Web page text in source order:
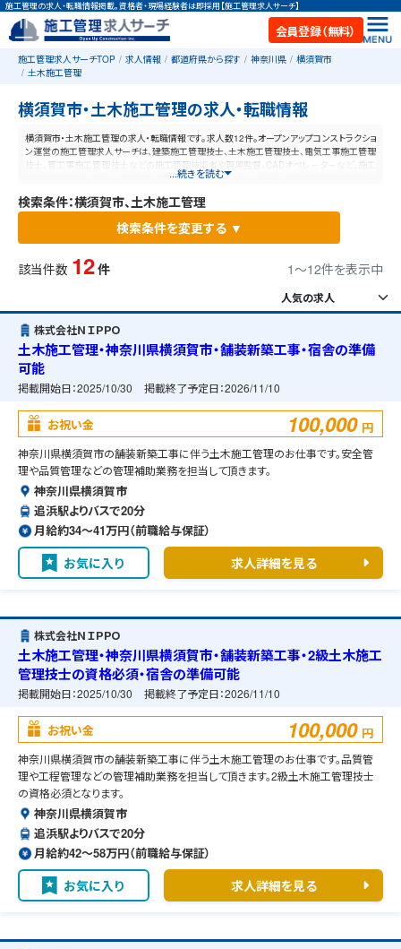
施工管理の求人・転職情報掲載。資格者・現場経験者は即採用【施工管理求人サーチ】
会員登録（無料）
施工管理求人サーチTOP 求人情報 都道府県から探す 神奈川県
横須賀市
土木施工管理
横須賀市・土木施工管理の求人・転職情報
横須賀市・土木施工管理の求人・転職情報です。求人数12件。オープンアップコンストラクショ
ン運営の施工管理求人サーチは、建築施工管理技士、土木施工管理技士、電気工事施工管理
技士、管工事施工管理技士などの施工管理技術者や現場監督、CADオペレーターなど、施工
管理と建設業に特化した業界最大規模の求人ポータルサイトです。【毎日更新】業界最高水
...続きを読む
検索条件：横須賀市、土木施工管理
検索条件を変更する ▼
該当件数 12 件 1〜12件を表示中
株式会社ＮＩＰＰＯ
土木施工管理・神奈川県横須賀市・舗装新築工事・宿舎の準備
可能
掲載開始日：2025/10/30 掲載終了予定日：2026/11/10
お祝い金 100,000 円
神奈川県横須賀市の舗装新築工事に伴う土木施工管理のお仕事です。安全管
理や品質管理などの管理補助業務を担当して頂きます。
神奈川県横須賀市
追浜駅よりバスで20分
月給約34〜41万円（前職給与保証）
お気に入り 求人詳細を見る
株式会社ＮＩＰＰＯ
土木施工管理・神奈川県横須賀市・舗装新築工事・2級土木施工
管理技士の資格必須・宿舎の準備可能
掲載開始日：2025/10/30 掲載終了予定日：2026/11/10
お祝い金 100,000 円
神奈川県横須賀市の舗装新築工事に伴う土木施工管理のお仕事です。品質管
理や工程管理などの管理補助業務を担当して頂きます。2級土木施工管理技士
の資格必須となります。
神奈川県横須賀市
追浜駅よりバスで20分
月給約42〜58万円（前職給与保証）
お気に入り 求人詳細を見る